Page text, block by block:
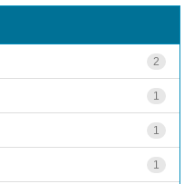
2
1
1
1